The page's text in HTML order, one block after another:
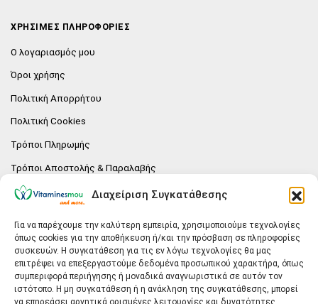
Διαχείριση Συγκατάθεσης
Για να παρέχουμε την καλύτερη εμπειρία, χρησιμοποιούμε τεχνολογίες
όπως cookies για την αποθήκευση ή/και την πρόσβαση σε πληροφορίες
συσκευών. Η συγκατάθεση για τις εν λόγω τεχνολογίες θα μας
επιτρέψει να επεξεργαστούμε δεδομένα προσωπικού χαρακτήρα, όπως
συμπεριφορά περιήγησης ή μοναδικά αναγνωριστικά σε αυτόν τον
ιστότοπο. Η μη συγκατάθεση ή η ανάκληση της συγκατάθεσης, μπορεί
να επηρεάσει αρνητικά ορισμένες λειτουργίες και δυνατότητες.
ΧΡΗΣΙΜΕΣ ΠΛΗΡΟΦΟΡΙΕΣ
Ο λογαριασμός μου
Όροι χρήσης
Πολιτική Απορρήτου
Πολιτική Cookies
Τρόποι Πληρωμής
Τρόποι Αποστολής & Παραλαβής
Πολιτική επιστροφών
E-SHOP
Vitaminesmou.gr.
Άγιος Δημήτριος T.K.17236
Αττική